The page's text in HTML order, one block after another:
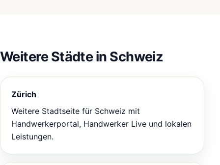
Weitere Städte in Schweiz
Zürich
Weitere Stadtseite für Schweiz mit
Handwerkerportal, Handwerker Live und lokalen
Leistungen.